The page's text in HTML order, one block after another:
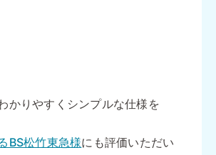
かりやすくシンプルな仕様を
BS松竹東急様にも評価いただい